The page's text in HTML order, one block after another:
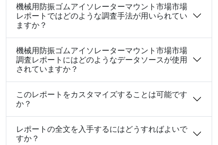
機械用防振ゴムアイソレーターマウント市場市場
レポートではどのような調査手法が用いられてい
ますか？
機械用防振ゴムアイソレーターマウント市場市場
調査レポートにはどのようなデータソースが使用
されていますか？
このレポートをカスタマイズすることは可能です
か？
レポートの全文を入手するにはどうすればよいで
すか？